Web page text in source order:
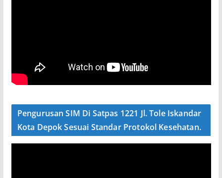
Pengurusan SIM Di Satpas 1221 Jl. Tole Iskandar
Kota Depok Sesuai Standar Protokol Kesehatan.